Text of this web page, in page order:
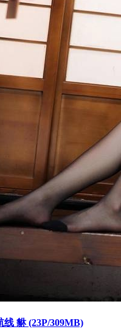
线 貅 (23P/309MB)